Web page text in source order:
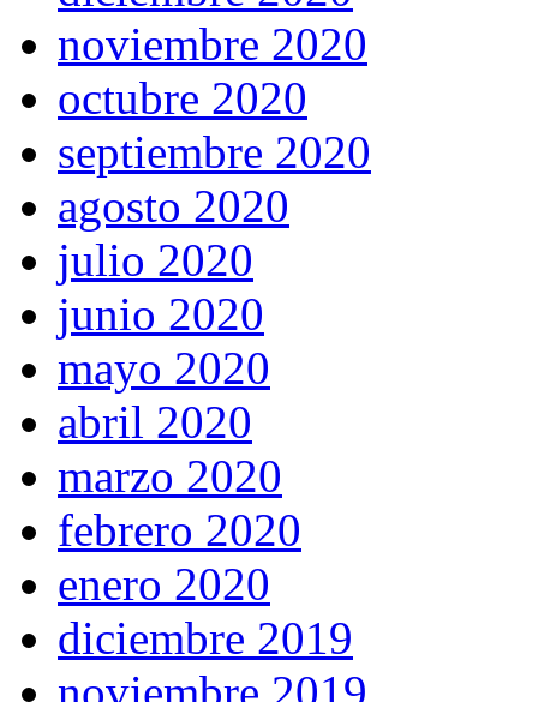
noviembre 2020
octubre 2020
septiembre 2020
agosto 2020
julio 2020
junio 2020
mayo 2020
abril 2020
marzo 2020
febrero 2020
enero 2020
diciembre 2019